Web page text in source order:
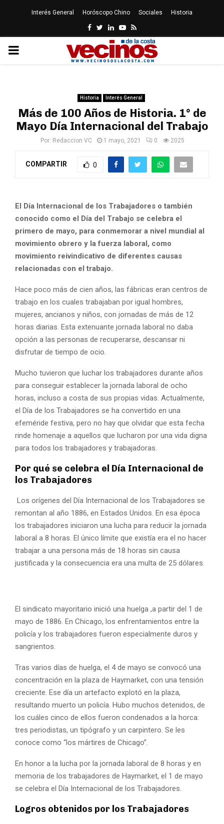
Interés General Horóscopo Chino Sociales Historia
Facebook
Twitter
LinkedinYoutube
Rss
PRIMARY
Historia Interés General
Más de 100 Años de Historia. 1° de
Mayo Día Internacional del Trabajo
Por: Redaccion VC 1 mayo, 2021 0 2025
COMPARTIR 0
El Día Internacional de los Trabajadores o también
conocido como el Día del Trabajo se celebra el
primero de mayo, para conmemorar a nivel mundial al
movimiento obrero y la fuerza laboral, como
movimiento reivindicativo de diferentes causas
relacionadas con el trabajo.
Hace poco más de cien años, las fábricas eran centros de
trabajo en los cuales trabajaban por igual hombres,
mujeres, ancianos y niños, con jornadas de más de 12
horas diarias. Esta extenuante jornada laboral no daba
opción a las personas de recuperarse, descansar ni
disfrutar de tiempo de ocio.
Mucho tuvieron que luchar los trabajadores durante años
para conseguir establecer la jornada laboral de ocho
horas, incluso a costa de sus propias vidas. Actualmente,
el Día de los Trabajadores se ha convertido en una
efeméride festiva, pero no hay que olvidar que esta fecha
rinde homenaje a aquellos que lucharon por una vida digna
para todos los trabajadores y trabajadoras.
Por qué se celebra el Día Internacional de
los Trabajadores
Los orígenes del Día Internacional de los Trabajadores se
remontan al año 1886, en Estados Unidos. En esa época
los trabajadores iniciaron una lucha para reducir la jornada
laboral a 8 horas. El único límite que existía era el no hacer
trabajar a una persona más de 18 horas sin causa
justificada y la consecuencia era una multa de 25 dólares.
El sindicato mayoritario inició una huelga ,a partir del 1 de
mayo de 1886. En Chicago, los enfrentamientos entre la
policía y los trabajadores fueron especialmente duros y
sangrientos.
Tras varios días de huelga, el 4 de mayo se convocó una
concentración en la plaza de Haymarket, con una tensión
creciente. Ese día un artefacto explotó en la plaza,
resultando muerto un policía. Hubo muchos detenidos, de
los cuáles cinco de ellos fueron condenados a la horca:
tres periodistas, un tipógrafo y un carpintero. Se les
conoce como “los mártires de Chicago”.
En honor a la lucha por la jornada laboral de 8 horas y en
memoria de los trabajadores de Haymarket, el 1 de mayo
se celebra el Día Internacional de los Trabajadores.
Logros obtenidos por los Trabajadores